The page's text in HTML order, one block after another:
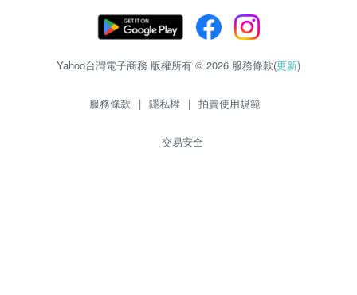
Yahoo台灣電子商務 版權所有 © 2026 服務條款(更新)
服務條款 | 隱私權 | 拍賣使用規範
交易安全